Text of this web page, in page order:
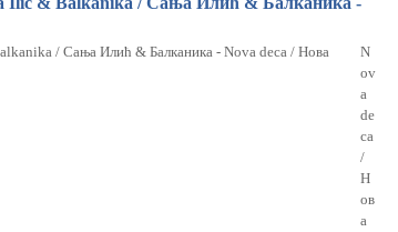
N
ov
a
de
ca
/
H
ов
а